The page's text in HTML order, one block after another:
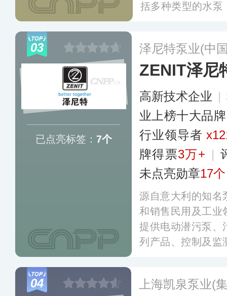
括多种类型的水泵
万台。更多
03
已点亮标签： 7个
泽尼特泵业(中
ZENIT泽尼
高新技术企业 |
业上榜十大品牌
行业领导者
牌得票3万+ |
未点亮勋章17个
源自意大利的知名
和销售民用及工业
提供电动潜污泵、
列产品、控制及监
04 上海凯泉泵业(